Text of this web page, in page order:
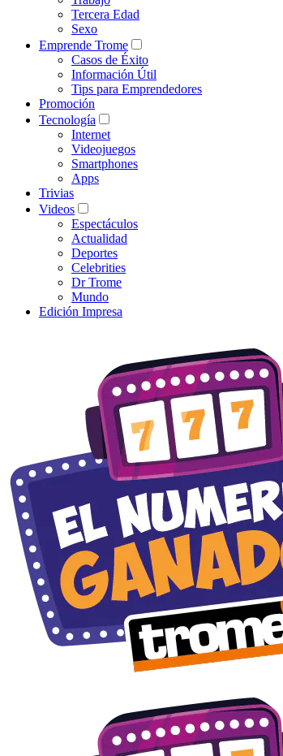
Tercera Edad
Sexo
Emprende Trome
Casos de Éxito
Información Útil
Tips para Emprendedores
Promoción
Tecnología
Internet
Videojuegos
Smartphones
Apps
Trivias
Videos
Espectáculos
Actualidad
Deportes
Celebrities
Dr Trome
Mundo
Edición Impresa